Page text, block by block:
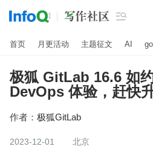

首页 月更活动 主题征文 AI
极狐 GitLab 16.6 如
DevOps 体验，赶快
作者： 极狐GitLab
2023-12-01
北京